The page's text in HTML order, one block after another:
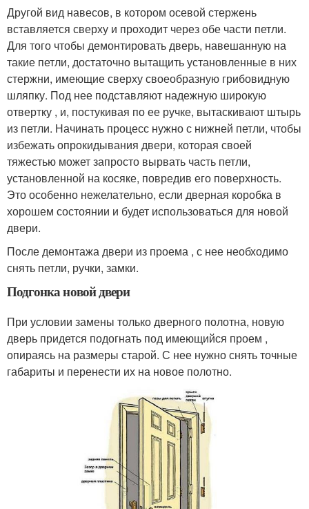
Другой вид навесов, в котором осевой стержень
вставляется сверху и проходит через обе части петли.
Для того чтобы демонтировать дверь, навешанную на
такие петли, достаточно вытащить установленные в них
стержни, имеющие сверху своеобразную грибовидную
шляпку. Под нее подставляют надежную широкую
отвертку , и, постукивая по ее ручке, вытаскивают штырь
из петли. Начинать процесс нужно с нижней петли, чтобы
избежать опрокидывания двери, которая своей
тяжестью может запросто вырвать часть петли,
установленной на косяке, повредив его поверхность.
Это особенно нежелательно, если дверная коробка в
хорошем состоянии и будет использоваться для новой
двери.
После демонтажа двери из проема , с нее необходимо
снять петли, ручки, замки.
Подгонка новой двери
При условии замены только дверного полотна, новую
дверь придется подогнать под имеющийся проем ,
опираясь на размеры старой. С нее нужно снять точные
габариты и перенести их на новое полотно.